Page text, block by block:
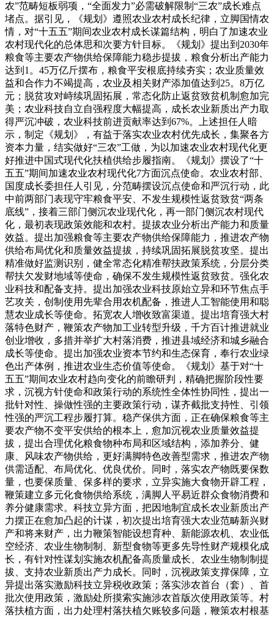
农”范畴短板弱项，“全面发力”必需破解限制“三农”成长难点
堵点。据引见，《规划》遵照农业农村成长纪律，立脚国情农
情，对“十五五”期间农业农村成长谋篇结构，明白了加速农业
农村现代化的总体思和次要方针目标。《规划》提出到2030年
粮食等主要农产物供给保障能力稳步提拔，粮食分析出产能力
达到1。45万亿斤摆布，粮食平安根底持续夯实；农业质量效
益和合作力不竭提高，农业及相关财产添加值达到25。8万亿
元；脱贫攻对峙续巩固拓展，常态化防止返贫致贫机制愈加完
美；农业科技自立自强程度大幅提高，成长农业新质出产力取
得严沉冲破，农业科技前进贡献率达到67%。上述担任人暗
示，制定《规划》，有益于落实农业农村优先成长，集聚各方
资本力量，结实做好“三农”工做，为以加速农业农村现代化更
好推进中国式现代化扶植供给步履指南。《规划》摆设了“十
五五”期间加速农业农村现代化7方面沉点使命。农业农村部、
国度成长委担任人引见，分范畴摆设沉点使命和严沉行动，此
中前两部门表现守牢粮食平安、不发生规模性返贫致贫“两条
底线”，接着三部门侧沉农业现代化，再一部门侧沉农村现代
化，最初表现政策效能和农村。提拔农业分析出产能力和质量
效益。提出加强粮食等主要农产物供给保障能力，推进农产物
供给布局优化和质量效益提拔，持续巩固拓展脱贫攻坚。提出
精准做好监测识别，健全常态化精准帮扶政策系统，分层分类
帮扶欠发财地域等使命，确保不发生规模性返贫致贫。强化农
业科技和配备支持。提出加强农业科技原始立异和环节焦点手
艺攻关，创制使用先辈合用农机配备，推进人工智能使用和聪
慧农业成长等使命。拓宽农人增收致富渠道。提出培育强大村
落特色财产，鞭策农产物加工业转型升级，千方百计推进就业
创业增收，多措并举扩大村落消费，推进县域经济和城乡融合
成长等使命。提出加强农业资本节约和生态保育，奉行农业绿
色出产体例，推进农业生态价值等使命。《规划》基于对“十
五五”期间农业农村趋向变化的前瞻研判，精确把握阶段性要
求，沉视方针使命和政策行动的系统性全体性协同性，提出一
批针对性、操做性强的主要政策行动，谋齐截批支持性、引领
性强的严沉工程步履打算。稳产保供方面，正在确保粮食等主
要农产物不变平安供给的根本上，愈加沉视农业质量效益提
拔，提出合理优化粮食物种布局和区域结构，添加养分、健
康、风味农产物供给，更好满脚特色改善型需求，推进农产物
供需适配、布局优化、优良优价。同时，落实农产物既要保数
量，也要保质量、保多样的要求，立异实施大食物开辟工程，
鞭策建立多元化食物供给系统，满脚人平易近群众食物消费和
养分健康需求。科技立异方面，把因地制宜成长农业新质出产
力摆正在愈加凸起的计谋，初次提出培育强大农业范畴新兴财
产和将来财产，出力鞭策智能设想育种、新能源农机、农业低
空经济、农业生物制制、新型食物等更多先导性财产规模化成
长，有针对性谋划实施农机配备高质量成长、农业生物制制提
拔、支持农业新质出产力成长。同时，沉视政策支撑保障，立
异提出落实激励科技立异税收政策；落实涉农首台（套）、首
批次使用政策，激励处所摸索实施涉农首版次使用政策等。村
落扶植方面，出力处理村落扶植欠账较多问题，鞭策农村根基